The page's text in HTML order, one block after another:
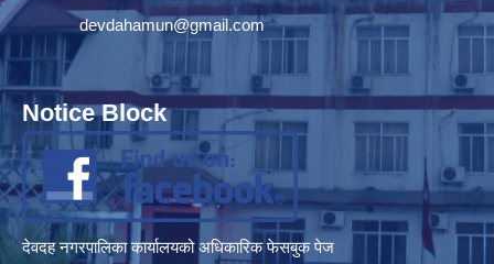
devdahamun@gmail.com
Notice Block
देवदह नगरपालिका कार्यालयको अधिकारिक फेसबुक पेज